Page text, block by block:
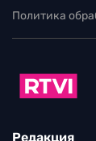
Политика
Редакция